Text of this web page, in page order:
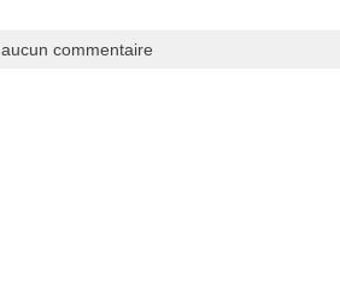
aucun commentaire